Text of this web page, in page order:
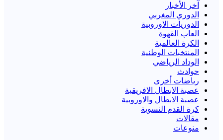
آخر الأخبار
الدوري المغربي
الدوريات الاوروبية
العاب القهوة
الكرة العالمية
المنتخبات الوطنية
الوداد الرياضي
حوادث
رياضات أخرى
عصبة الابطال الافريقية
عصبة الابطال والاوروبية
كرة القدم النسوية
مقالات
منوعات